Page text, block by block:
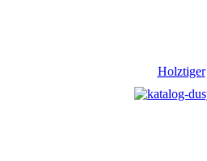
Holztiger